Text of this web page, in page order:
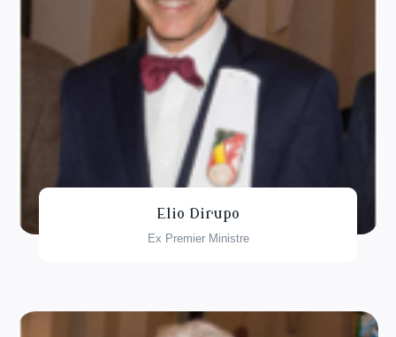
Elio Dirupo
Ex Premier Ministre